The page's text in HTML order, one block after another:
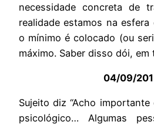
necessidade concreta de
realidade estamos na
o mínimo é colocado (ou
máximo. Saber disso dói,
04/09/
Sujeito diz “Acho
psicológico… Algumas